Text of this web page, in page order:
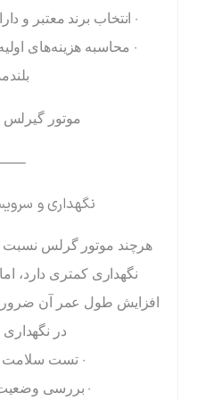
• انتخاب برند معتبر و
• محاسبه هزینه‌های
موتور گیرلس
نگهداری و
هرچند موتور گرلس نسبت
نگهداری کمتری دارد،
افزایش طول عمر آن
در نگهداری
• تست سلامت
• بررسی